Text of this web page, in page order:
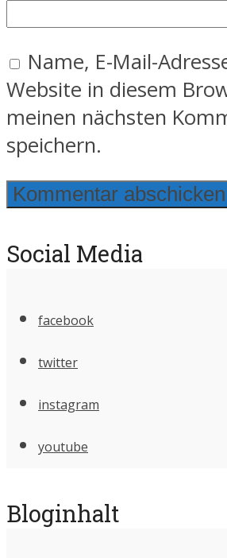
Name, E-Mail-
Website in diesem
meinen nächsten
speichern.
Social Media
facebook
twitter
instagram
youtube
Bloginhalt